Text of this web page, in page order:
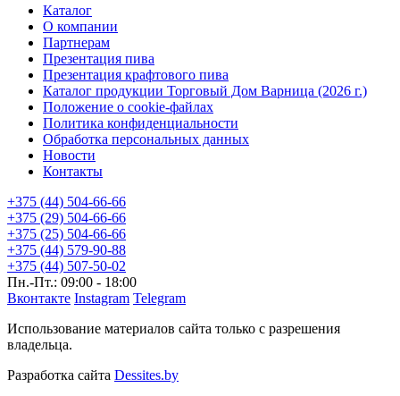
Каталог
О компании
Партнерам
Презентация пива
Презентация крафтового пива
Каталог продукции Торговый Дом Варница (2026 г.)
Положение о cookie-файлах
Политика конфиденциальности
Обработка персональных данных
Новости
Контакты
+375 (44) 504-66-66
+375 (29) 504-66-66
+375 (25) 504-66-66
+375 (44) 579-90-88
+375 (44) 507-50-02
Пн.-Пт.: 09:00 - 18:00
Вконтакте Instagram Telegram
Использование материалов сайта только с разрешения
владельца.
Разработка сайта Dessites.by